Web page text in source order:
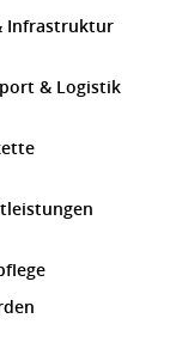
Infrastruktur
& Logistik